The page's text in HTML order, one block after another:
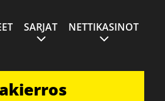
SARJAT NETTIKASINOT